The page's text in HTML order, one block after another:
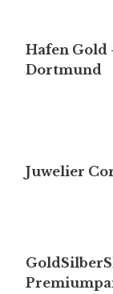
Hafen Gold
Dortmund
Juwelier